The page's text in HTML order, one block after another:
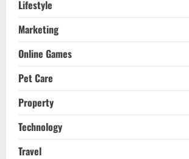
Lifestyle
Marketing
Online Games
Pet Care
Property
Technology
Travel